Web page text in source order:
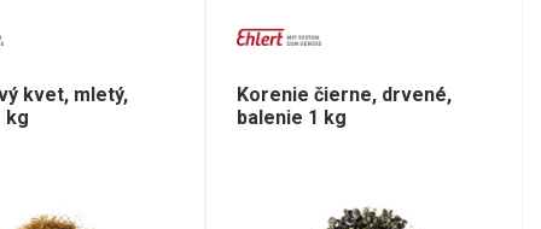
kvet, mletý,
kg
Korenie čierne, drvené,
balenie 1 kg